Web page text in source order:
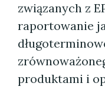
związanych z
raportowanie
produktami i